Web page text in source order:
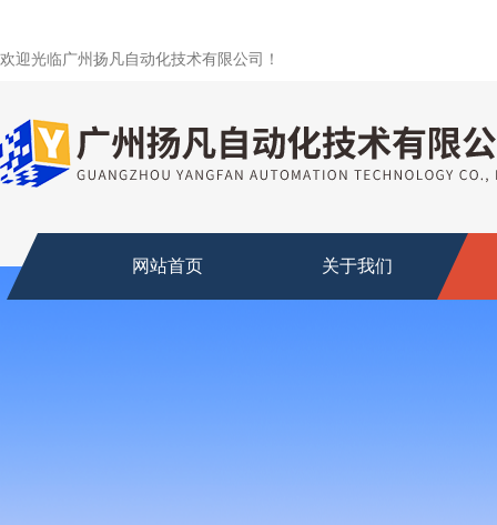
欢迎光临广州扬凡自动化技术有限公司！
网站首页 关于我们